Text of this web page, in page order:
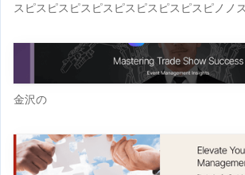
スピスピスピスピスピスピスピスピスピノノ
金沢の